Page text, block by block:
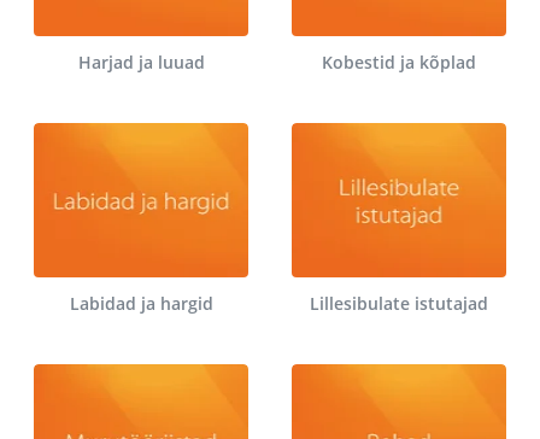
Harjad ja luuad Kobestid ja kõplad
Labidad ja hargid Lillesibulate istutajad